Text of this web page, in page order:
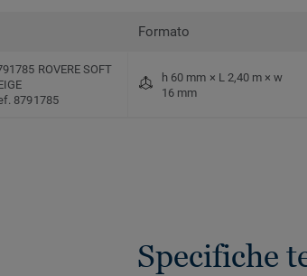
Formato
ROVERE SOFT
8791785
h 60 mm × L 2,40 m × w
16 mm
Specifiche